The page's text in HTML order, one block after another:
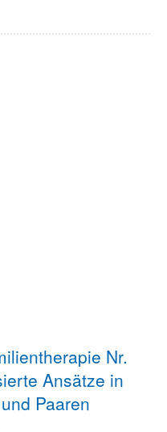
Nr.
Ansätze in
Paaren